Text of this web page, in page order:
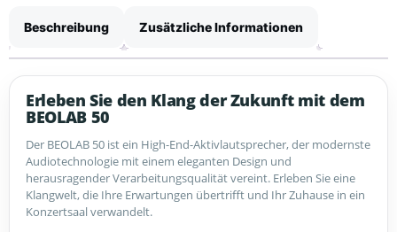
Beschreibung Zusätzliche Informationen
Erleben Sie den Klang der Zukunft mit dem
BEOLAB 50
Der BEOLAB 50 ist ein High-End-Aktivlautsprecher, der modernste
Audiotechnologie mit einem eleganten Design und
herausragender Verarbeitungsqualität vereint. Erleben Sie eine
Klangwelt, die Ihre Erwartungen übertrifft und Ihr Zuhause in ein
Konzertsaal verwandelt.